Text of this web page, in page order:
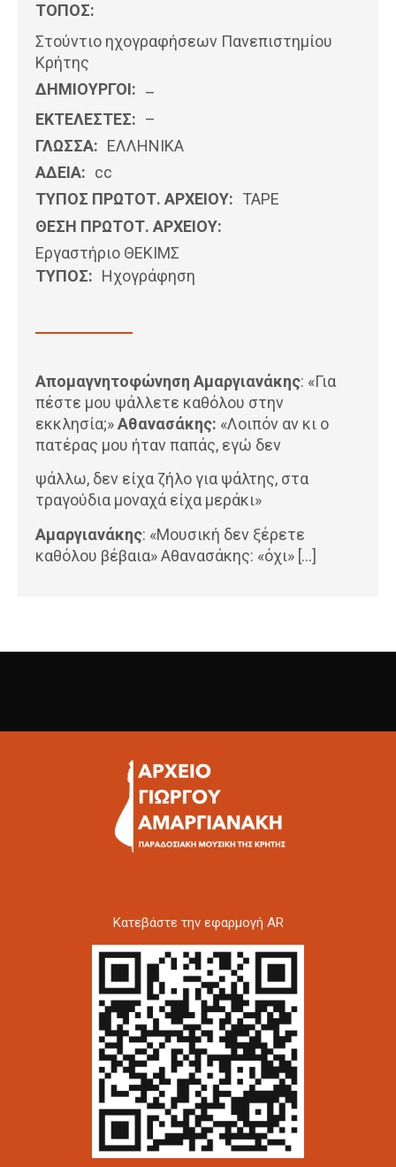
ΤΟΠΟΣ:
Στούντιο ηχογραφήσεων Πανεπιστημίου
Κρήτης
ΔΗΜΙΟΥΡΓΟΙ: –
ΕΚΤΕΛΕΣΤΕΣ: –
ΓΛΩΣΣΑ: ΕΛΛΗΝΙΚΆ
ΑΔΕΙΑ: cc
ΤΥΠΟΣ ΠΡΩΤΟΤ. ΑΡΧΕΙΟΥ: ΤΑΡΕ
ΘΕΣΗ ΠΡΩΤΟΤ. ΑΡΧΕΙΟΥ:
Εργαστήριο ΘΕΚΙΜΣ
ΤΥΠΟΣ: Ηχογράφηση
Απομαγνητοφώνηση Αμαργιανάκης: «Για
πέστε μου ψάλλετε καθόλου στην
εκκλησία;»Αθανασάκης: «Λοιπόν αν κι ο
πατέρας μου ήταν παπάς, εγώ δεν
ψάλλω, δεν είχα ζήλο για ψάλτης, στα
τραγούδια μοναχά είχα μεράκι»
Αμαργιανάκης: «Μουσική δεν ξέρετε
καθόλου βέβαια» Αθανασάκης: «όχι» […]
Kατεβάστε την εφαρμογή AR